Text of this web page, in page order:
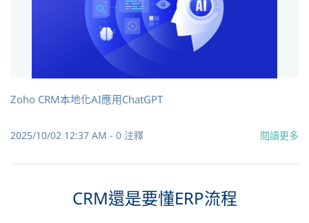
Zoho CRM本地化AI應用ChatGPT
2025/10/02 12:37 AM - 0 注釋 閱讀更多
CRM還是要懂ERP流程